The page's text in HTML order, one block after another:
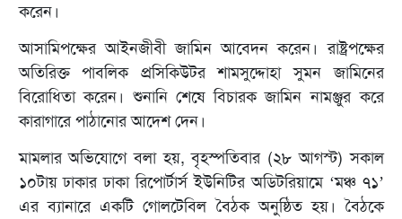
করেন।
আসামিপক্ষের আইনজীবী জামিন আবেদন করেন। রাষ্ট্রপক্ষের
অতিরিক্ত পাবলিক প্রসিকিউটর শামসুদ্দোহা সুমন জামিনের
বিরোধিতা করেন। শুনানি শেষে বিচারক জামিন নামঞ্জুর করে
কারাগারে পাঠানোর আদেশ দেন।
মামলার অভিযোগে বলা হয়, বৃহস্পতিবার (২৮ আগস্ট) সকাল
১০টায় ঢাকার ঢাকা রিপোর্টার্স ইউনিটির অডিটরিয়ামে ‘মঞ্চ ৭১’
এর ব্যানারে একটি গোলটেবিল বৈঠক অনুষ্ঠিত হয়। বৈঠকে